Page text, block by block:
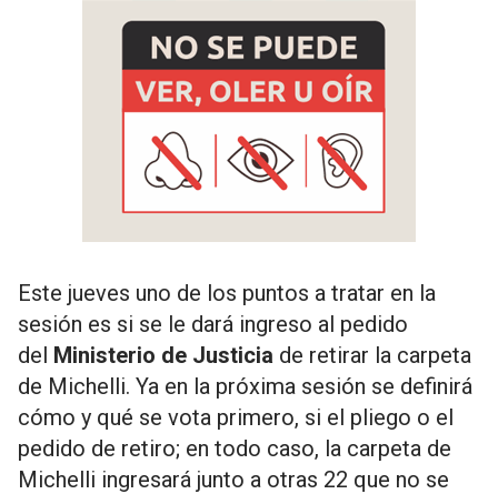
Este jueves uno de los puntos a tratar en la
sesión es si se le dará ingreso al pedido
del Ministerio de Justicia de retirar la carpeta
de Michelli. Ya en la próxima sesión se definirá
cómo y qué se vota primero, si el pliego o el
pedido de retiro; en todo caso, la carpeta de
Michelli ingresará junto a otras 22 que no se